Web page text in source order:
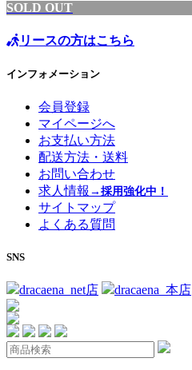
SOLD OUT
リースの方はこちら
インフォメーション
会員登録
マイページへ
お支払い方法
配送方法・送料
お問い合わせ
求人情報 →採用強化中！
サイトマップ
よくある質問
SNS
dracaena_net店 dracaena_本店